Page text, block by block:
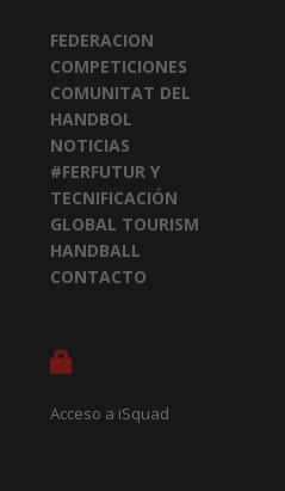
FEDERACION
COMPETICIONES
COMUNITAT DEL
HANDBOL
NOTICIAS
#FERFUTUR Y
TECNIFICACIÓN
GLOBAL TOURISM
HANDBALL
CONTACTO
Acceso a iSquad